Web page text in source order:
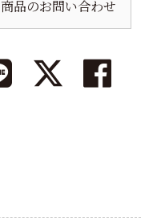
商品のお問い合わせ